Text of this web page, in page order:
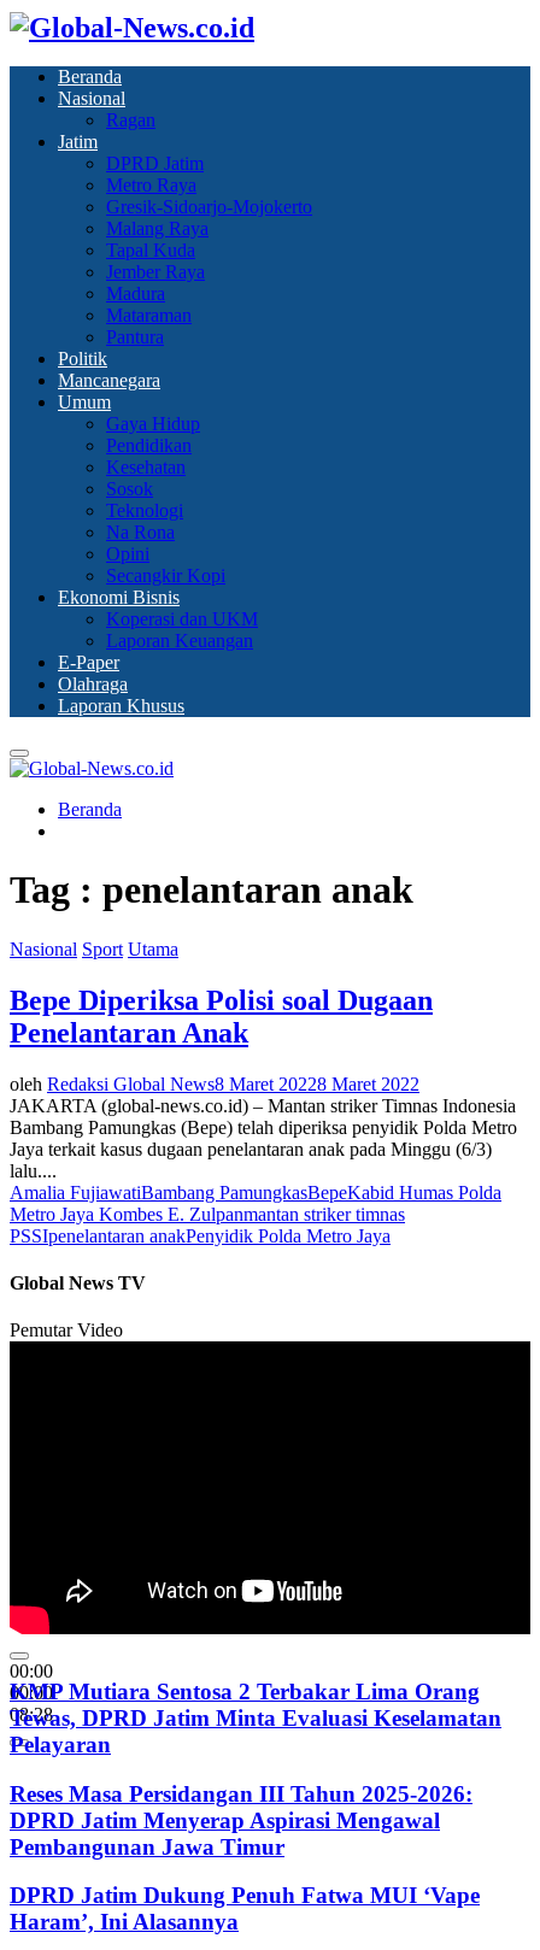
Beranda
Nasional
Ragan
Jatim
DPRD Jatim
Metro Raya
Gresik-Sidoarjo-Mojokerto
Malang Raya
Tapal Kuda
Jember Raya
Madura
Mataraman
Pantura
Politik
Mancanegara
Umum
Gaya Hidup
Pendidikan
Kesehatan
Sosok
Teknologi
Na Rona
Opini
Secangkir Kopi
Ekonomi Bisnis
Koperasi dan UKM
Laporan Keuangan
E-Paper
Olahraga
Laporan Khusus
Primary
Menu
Beranda
Tag : penelantaran anak
Nasional Sport Utama
Bepe Diperiksa Polisi soal Dugaan
Penelantaran Anak
oleh Redaksi Global News8 Maret 20228 Maret 2022
JAKARTA (global-news.co.id) – Mantan striker Timnas Indonesia
Bambang Pamungkas (Bepe) telah diperiksa penyidik Polda Metro
Jaya terkait kasus dugaan penelantaran anak pada Minggu (6/3)
lalu....
Amalia FujiawatiBambang PamungkasBepeKabid Humas Polda
Metro Jaya Kombes E. Zulpanmantan striker timnas
PSSIpenelantaran anakPenyidik Polda Metro Jaya
Global News TV
Pemutar Video
00:00
00:00
08:28
KMP Mutiara Sentosa 2 Terbakar Lima Orang
Tewas, DPRD Jatim Minta Evaluasi Keselamatan
Pelayaran
Reses Masa Persidangan III Tahun 2025-2026:
DPRD Jatim Menyerap Aspirasi Mengawal
Pembangunan Jawa Timur
DPRD Jatim Dukung Penuh Fatwa MUI ‘Vape
Haram’, Ini Alasannya